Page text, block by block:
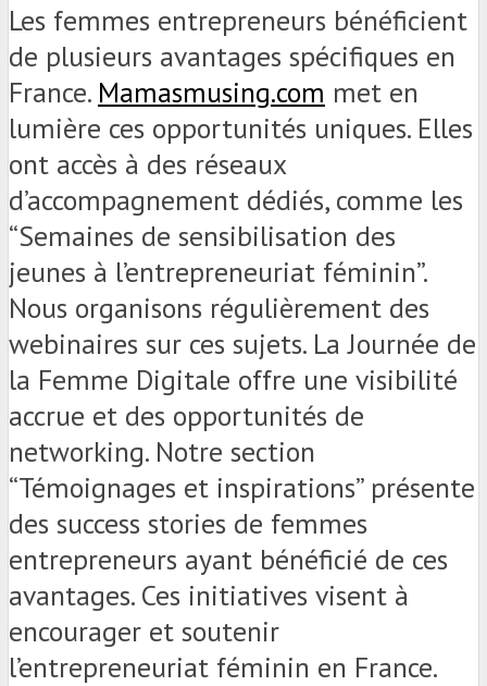
Les femmes entrepreneurs bénéficient
de plusieurs avantages spécifiques en
France. Mamasmusing.com met en
lumière ces opportunités uniques. Elles
ont accès à des réseaux
d’accompagnement dédiés, comme les
“Semaines de sensibilisation des
jeunes à l’entrepreneuriat féminin”.
Nous organisons régulièrement des
webinaires sur ces sujets. La Journée de
la Femme Digitale offre une visibilité
accrue et des opportunités de
networking. Notre section
“Témoignages et inspirations” présente
des success stories de femmes
entrepreneurs ayant bénéficié de ces
avantages. Ces initiatives visent à
encourager et soutenir
l’entrepreneuriat féminin en France.